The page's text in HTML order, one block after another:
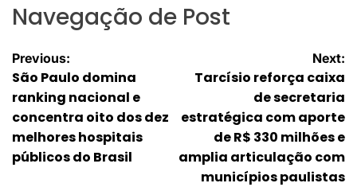
Navegação de Post
Previous:
São Paulo domina
ranking nacional e
concentra oito dos dez
melhores hospitais
públicos do Brasil
Next:
Tarcísio reforça caixa
de secretaria
estratégica com aporte
de R$ 330 milhões e
amplia articulação com
municípios paulistas